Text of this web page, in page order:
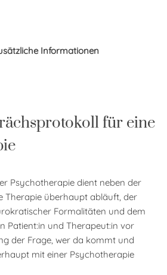
Informationen
für eine
Psychotherapie dient neben der
Therapie überhaupt abläuft, der
Formalitäten und dem
Patient:in und Therapeut:in vor
der Frage, wer da kommt und
mit einer Psychotherapie